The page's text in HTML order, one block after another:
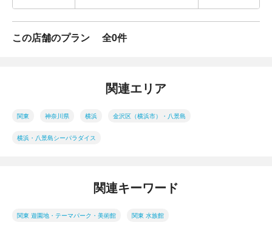
この店舗のプラン 全0件
関連エリア
関東 神奈川県 横浜 金沢区（横浜市）・八景島
横浜・八景島シーパラダイス
関連キーワード
関東 遊園地・テーマパーク・美術館 関東 水族館